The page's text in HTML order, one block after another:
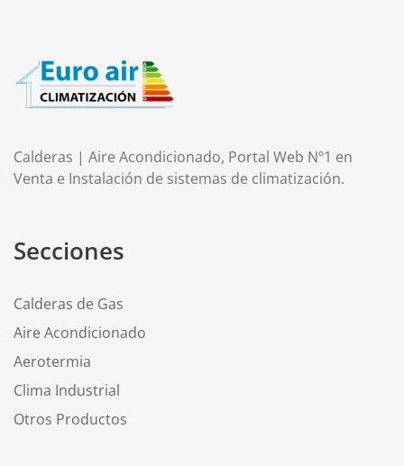
Calderas | Aire Acondicionado, Portal Web Nº1 en
Venta e Instalación de sistemas de climatización.
Secciones
Calderas de Gas
Aire Acondicionado
Aerotermia
Clima Industrial
Otros Productos